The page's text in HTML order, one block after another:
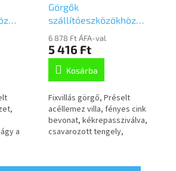
a
Görgők
szállítóeszközökhöz
125mm, fix,Talplemezzel,
3478UFR125P62 kék
6 878 Ft ÁFA-val
5 416 Ft
Kosárba
Fixvillás görgő, Préselt
acéllemez villa, fényes cink
bevonat, kékrepassziválva,
csavarozott tengely,
nyommentes elasztikus...